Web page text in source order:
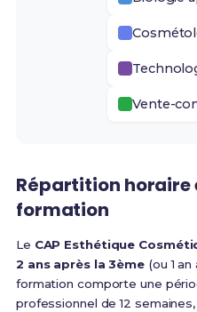
Vente-
Répartition horaire
formation
Le CAP Esthétique
2 ans après la 3ème (ou 1
formation comporte une
professionnel de 12 semaines